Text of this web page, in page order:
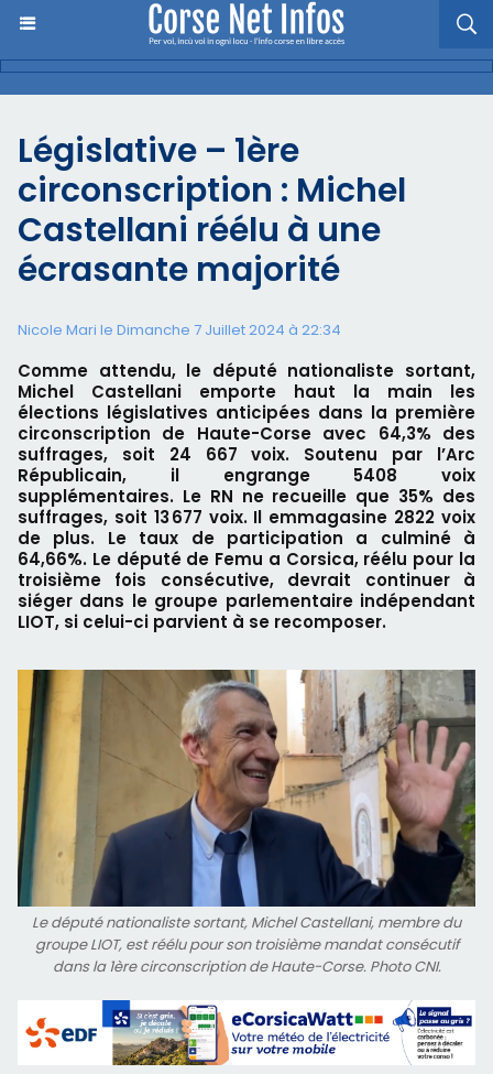
Législative – 1ère
circonscription : Michel
Castellani réélu à une
écrasante majorité
Nicole Mari le Dimanche 7 Juillet 2024 à 22:34
Comme attendu, le député nationaliste sortant,
Michel Castellani emporte haut la main les
élections législatives anticipées dans la première
circonscription de Haute-Corse avec 64,3% des
suffrages, soit 24 667 voix. Soutenu par l’Arc
Républicain, il engrange 5408 voix
supplémentaires. Le RN ne recueille que 35% des
suffrages, soit 13 677 voix. Il emmagasine 2822 voix
de plus. Le taux de participation a culminé à
64,66%. Le député de Femu a Corsica, réélu pour la
troisième fois consécutive, devrait continuer à
siéger dans le groupe parlementaire indépendant
LIOT, si celui-ci parvient à se recomposer.
Le député nationaliste sortant, Michel Castellani, membre du
groupe LIOT, est réélu pour son troisième mandat consécutif
dans la 1ère circonscription de Haute-Corse. Photo CNI.